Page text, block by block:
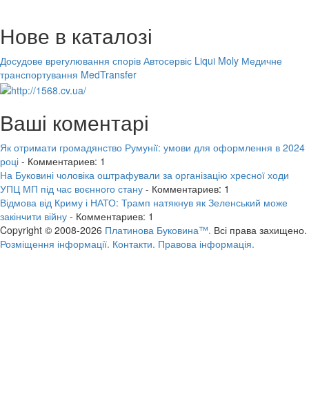
Нове в каталозі
Досудове врегулювання спорів Автосервіс Liqui Moly Медичне
транспортування MedTransfer
Ваші коментарі
Як отримати громадянство Румунії: умови для оформлення в 2024
році - Комментариев: 1
На Буковині чоловіка оштрафували за організацію хресної ходи
УПЦ МП під час воєнного стану - Комментариев: 1
Відмова від Криму і НАТО: Трамп натякнув як Зеленський може
закінчити війну - Комментариев: 1
Copyright © 2008-2026 Платинова Буковина™. Всі права захищено.
Розміщення інформації. Контакти. Правова інформація.